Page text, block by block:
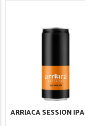
ARRIACA SESSION IPA